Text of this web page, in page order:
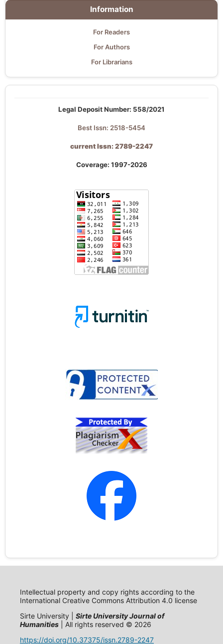
Information
For Readers
For Authors
For Librarians
Legal Deposit Number: 558/2021
Best Issn: 2518-5454
current Issn: 2789-2247
Coverage: 1997-2026
Intellectual property and copy rights according to the
International Creative Commons Attribution 4.0 license
Sirte University | Sirte University Journal of
Humanities| All rights reserved © 2026
https://doi.org/10.37375/issn.2789-2247